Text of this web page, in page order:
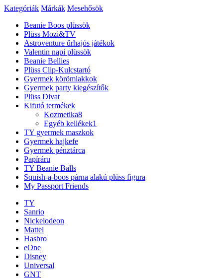
Kategóriák Márkák Mesehősök
Beanie Boos plüssök
Plüss Mozi&TV
Astroventure űrhajós játékok
Valentin napi plüssök
Beanie Bellies
Plüss Clip-Kulcstartó
Gyermek körömlakkok
Gyermek party kiegészítők
Plüss Divat
Kifutó termékek
Kozmetika8
Egyéb kellékek1
TY gyermek maszkok
Gyermek hajkefe
Gyermek pénztárca
Papíráru
TY Beanie Balls
Squish-a-boos párna alakú plüss figura
My Passport Friends
TY
Sanrio
Nickelodeon
Mattel
Hasbro
eOne
Disney
Universal
GNT